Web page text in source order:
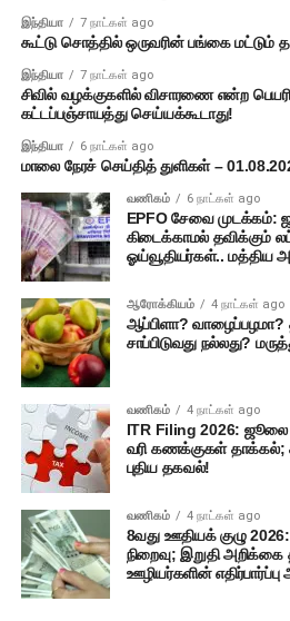
இந்தியா 7 நாட்கள் ago
கூட்டு சொத்தில் ஒருவரின் பங்கை
இந்தியா 7 நாட்கள் ago
சிவில் வழக்குகளில் விசாரணை என்ற
கட்டப்பஞ்சாயத்து செய்யக்கூடாது!
இந்தியா 6 நாட்கள் ago
மாலை நேரச் செய்தித் துளிகள் –
வணிகம் 6 நாட்கள் ago
EPFO சேவை முடக்கம்:
கிடைக்காமல்
ஓய்வூதியர்கள்.. மத்திய
ஆரோக்கியம் 4 நாட்கள் ago
ஆப்பிளா? வாழைப்பழமா?
சாப்பிடுவது நல்லது?
வணிகம் 4 நாட்கள் ago
ITR Filing 2026: ஜூலை
வரி கணக்குகள் தாக்கல்;
புதிய தகவல்!
வணிகம் 4 நாட்கள் ago
8வது ஊதியக் குழு
நிறைவு; இறுதி அறிக்கை
ஊழியர்களின் எதிர்பார்ப்பு